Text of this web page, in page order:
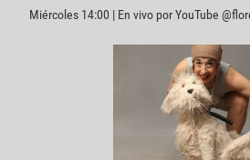
Miércoles 14:00 | En vivo por YouTube